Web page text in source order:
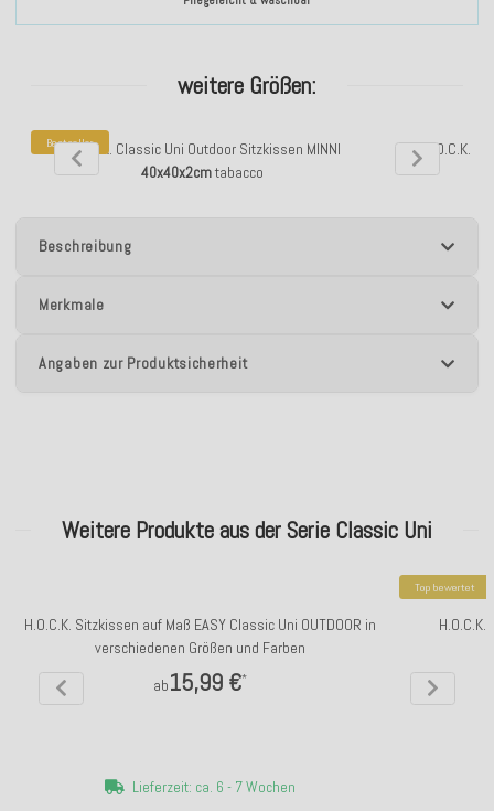
weitere Größen:
Bestseller
H.O.C.K. Classic Uni Outdoor Sitzkissen MINNI
40x40x2cmtabacco
H.O.C.K.
Beschreibung
Merkmale
Angaben zur Produktsicherheit
Weitere Produkte aus der Serie Classic Uni
H.O.C.K. Sitzkissen auf Maß EASY Classic Uni OUTDOOR in
verschiedenen Größen und Farben
ab15,99 €*
Lieferzeit: ca. 6 - 7 Wochen
Top bewertet